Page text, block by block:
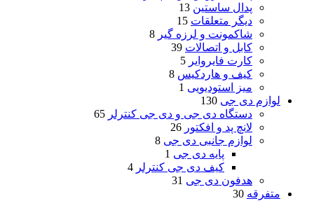
پدال ساستین 13
دیگر متعلقات 15
شاکمونت و لرزه گیر 8
کابل و اتصالات 39
کارت فایروایر 5
کیف و هاردکیس 8
میز استودیویی 1
لوازم دی جی 130
دستگاه دی جی و دی جی کنترلر 65
لانچ پد و افکتور 26
لوازم جانبی دی جی 8
پایه دی جی 1
کیف دی جی کنترلر 4
هدفون دی جی 31
متفرقه 30